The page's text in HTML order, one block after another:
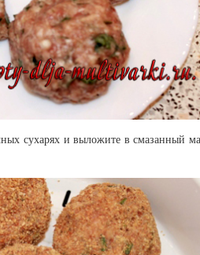
сухарях и выложите в смазанный